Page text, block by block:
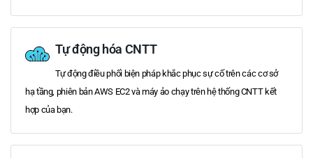
Tự động hóa CNTT
Tự động điều phối biện pháp khắc phục sự cố trên các cơ sở
hạ tầng, phiên bản AWS EC2 và máy ảo chạy trên hệ thống CNTT kết
hợp của bạn.